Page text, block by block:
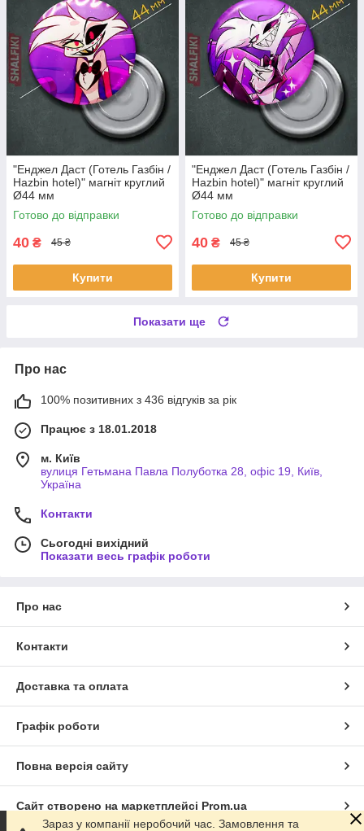
"Енджел Даст (Готель Газбін /
Hazbin hotel)" магніт круглий
Ø44 мм
Готово до відправки
40 ₴ 45 ₴
Купити
"Енджел Даст (Готель Газбін /
Hazbin hotel)" магніт круглий
Ø44 мм
Готово до відправки
40 ₴ 45 ₴
Купити
Показати ще
Про нас
100% позитивних з 436 відгуків за рік
Працює з 18.01.2018
м. Київ
вулиця Гетьмана Павла Полуботка 28, офіс 19, Київ,
Україна
Контакти
Сьогодні вихідний
Показати весь графік роботи
Про нас
Контакти
Доставка та оплата
Графік роботи
Повна версія сайту
Сайт створено на маркетплейсі Prom.ua
Зараз у компанії неробочий час. Замовлення та